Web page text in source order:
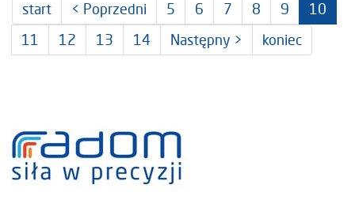
start < Poprzedni 5 6 7 8 9
10
11
12 13 14 Następny > koniec